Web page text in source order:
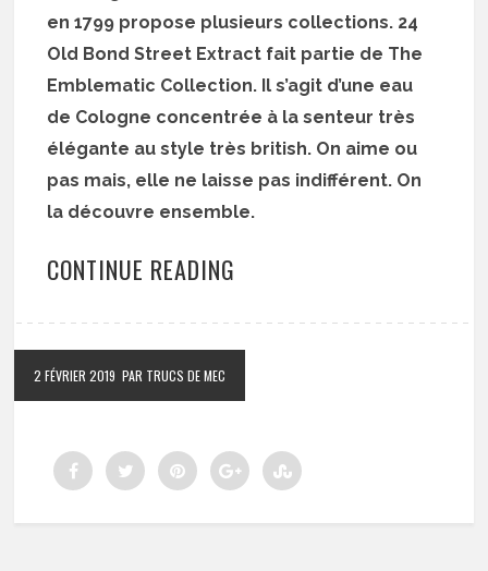
en 1799 propose plusieurs collections. 24
Old Bond Street Extract fait partie de The
Emblematic Collection. Il s’agit d’une eau
de Cologne concentrée à la senteur très
élégante au style très british. On aime ou
pas mais, elle ne laisse pas indifférent. On
la découvre ensemble.
CONTINUE READING
2 FÉVRIER 2019 PAR TRUCS DE MEC